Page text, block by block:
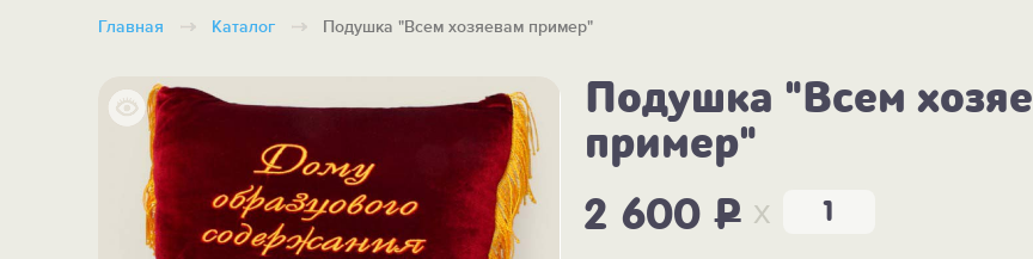
Главная Каталог Подушка "Всем хозяевам пример"
Подушка "Всем
пример"
2 600P x